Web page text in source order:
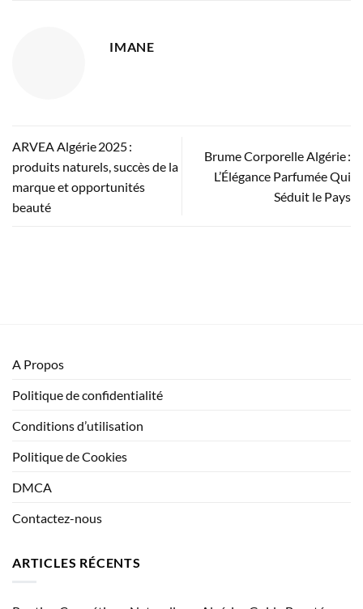
IMANE
ARVEA Algérie 2025 :
produits naturels, succès de la
marque et opportunités
beauté
Brume Corporelle Algérie :
L’Élégance Parfumée Qui
Séduit le Pays
A Propos
Politique de confidentialité
Conditions d’utilisation
Politique de Cookies
DMCA
Contactez-nous
ARTICLES RÉCENTS